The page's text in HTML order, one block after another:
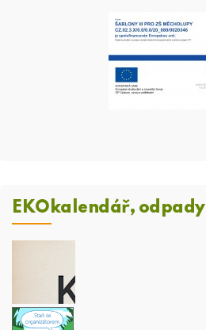
EKOkalendář, odpady